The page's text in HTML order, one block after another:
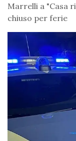
Marrelli a "Casa
chiuso per ferie